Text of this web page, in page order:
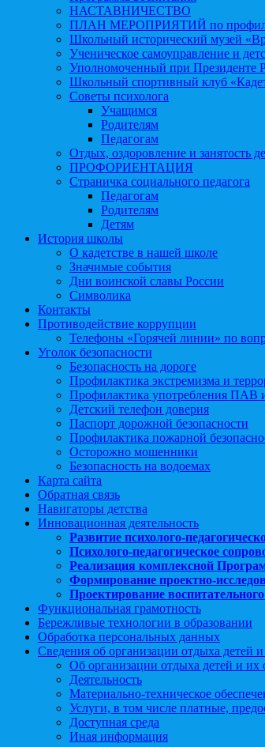
НАСТАВНИЧЕСТВО
ПЛАН МЕРОПРИЯТИЙ по
Школьный исторический музей
Ученическое самоуправление и
Уполномоченный при Президенте
Школьный спортивный клуб
Советы психолога
Учащимся
Родителям
Педагогам
Отдых, оздоровление и занятость
ПРОФОРИЕНТАЦИЯ
Страничка социального педагога
Педагогам
Родителям
Детям
История школы
О кадетстве в нашей школе
Значимые события
Дни воинской славы России
Символика
Контакты
Противодействие коррупции
Телефоны «Горячей линии» по
Уголок безопасности
Безопасность на дороге
Профилактика экстремизма и
Профилактика употребления ПАВ
Детский телефон доверия
Паспорт дорожной безопасности
Профилактика пожарной
Осторожно мошенники
Безопасность на водоемах
Карта сайта
Обратная связь
Навигаторы детства
Инновационная деятельность
Развитие психолого-
Психолого-педагогическое
Реализация комплексной
Формирование проектно-
Проектирование
Функциональная грамотность
Бережливые технологии в образовании
Обработка персональных данных
Сведения об организации отдыха детей
Об организации отдыха детей и их
Деятельность
Материально-техническое
Услуги, в том числе платные,
Доступная среда
Иная информация